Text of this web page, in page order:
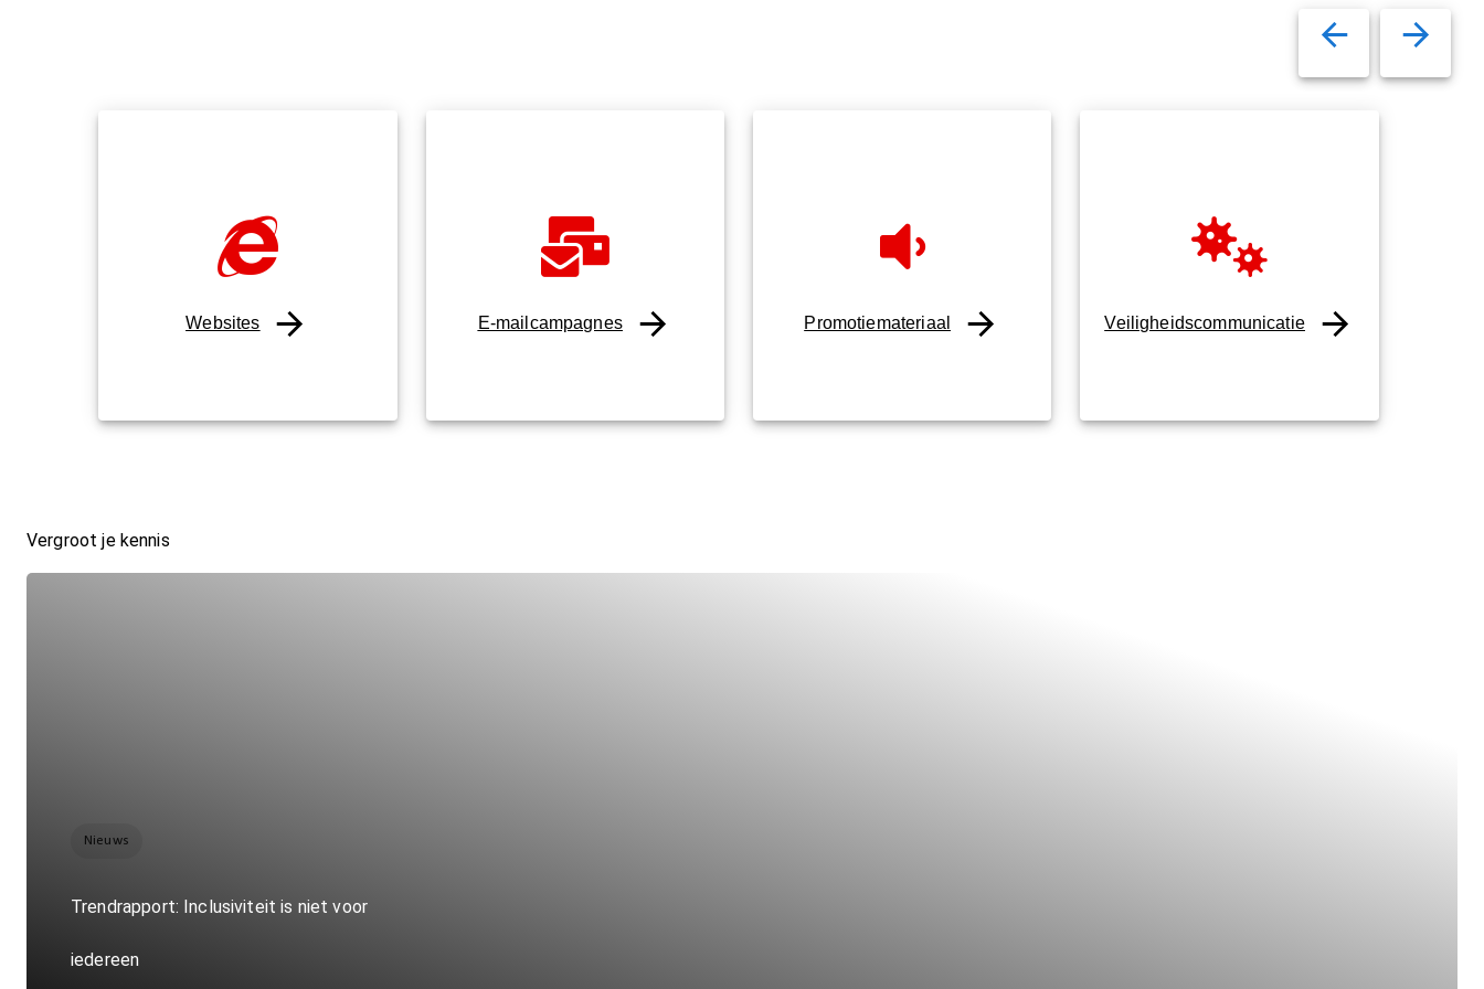
Websites E-mailcampagnes Promotiemateriaal Veiligheidscommunicatie
Vergroot je kennis
Nieuws
Trendrapport: Inclusiviteit is niet voor
iedereen